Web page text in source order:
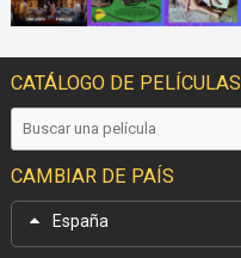
CATÁLOGO DE PELÍCULAS
CAMBIAR DE PAÍS
España